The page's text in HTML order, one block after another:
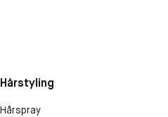
Hårstyling
Hårspray